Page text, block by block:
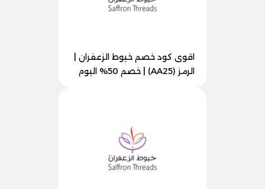
اقوى كود خصم خيوط الزعفران |
الرمز (AA25) | خصم 50% اليوم